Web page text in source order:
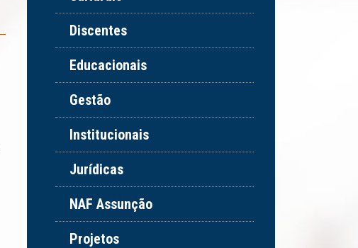
Discentes
Educacionais
Gestão
Institucionais
Jurídicas
NAF Assunção
Projetos